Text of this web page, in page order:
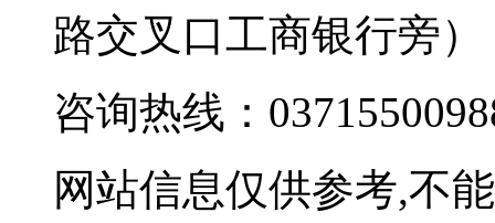
路交叉口工商银行旁）
咨询热线：
网站信息仅供参考,不